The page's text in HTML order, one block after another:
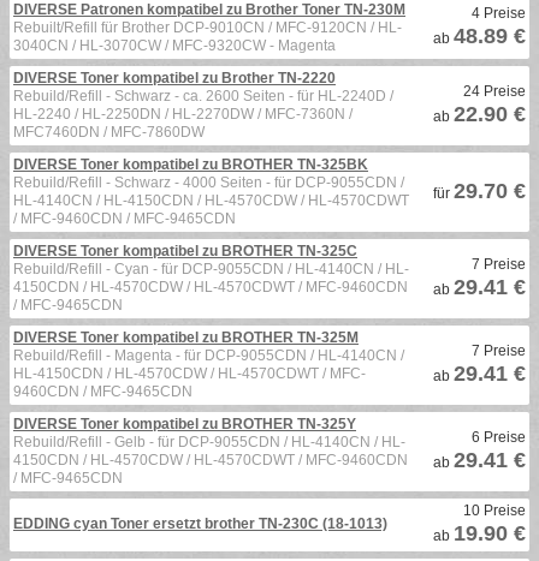
DIVERSE Patronen kompatibel zu Brother Toner TN-230M
Rebuilt/Refill für Brother DCP-9010CN / MFC-9120CN / HL-
3040CN / HL-3070CW / MFC-9320CW - Magenta
4 Preise
ab 48.89 €
DIVERSE Toner kompatibel zu Brother TN-2220
Rebuild/Refill - Schwarz - ca. 2600 Seiten - für HL-2240D /
HL-2240 / HL-2250DN / HL-2270DW / MFC-7360N /
MFC7460DN / MFC-7860DW
24 Preise
ab 22.90 €
DIVERSE Toner kompatibel zu BROTHER TN-325BK
Rebuild/Refill - Schwarz - 4000 Seiten - für DCP-9055CDN /
HL-4140CN / HL-4150CDN / HL-4570CDW / HL-4570CDWT
/ MFC-9460CDN / MFC-9465CDN
für 29.70 €
DIVERSE Toner kompatibel zu BROTHER TN-325C
Rebuild/Refill - Cyan - für DCP-9055CDN / HL-4140CN / HL-
4150CDN / HL-4570CDW / HL-4570CDWT / MFC-9460CDN
/ MFC-9465CDN
7 Preise
ab 29.41 €
DIVERSE Toner kompatibel zu BROTHER TN-325M
Rebuild/Refill - Magenta - für DCP-9055CDN / HL-4140CN /
HL-4150CDN / HL-4570CDW / HL-4570CDWT / MFC-
9460CDN / MFC-9465CDN
7 Preise
ab 29.41 €
DIVERSE Toner kompatibel zu BROTHER TN-325Y
Rebuild/Refill - Gelb - für DCP-9055CDN / HL-4140CN / HL-
4150CDN / HL-4570CDW / HL-4570CDWT / MFC-9460CDN
/ MFC-9465CDN
6 Preise
ab 29.41 €
EDDING cyan Toner ersetzt brother TN-230C (18-1013)
10 Preise
ab 19.90 €